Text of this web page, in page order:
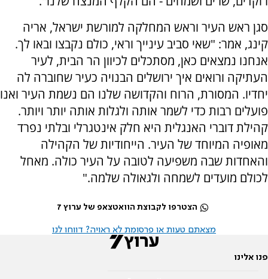
סגן ראש העיר וראש המחלקה למורשת ישראל, אריה
קינג, אמר: "שאי סביב עינייך וראי, כולם נקבצו ובאו לך.
אנחנו נמצאים כאן, מסתכלים לכיוון הר הבית, לעיר
העתיקה ורואים איך ירושלים הבנויה כעיר שחוברה לה
יחדיו. המסורת, הרוח והקדושה שלנו הם נשמת העיר ואנו
פועלים רבות כדי לשמר אותה ולגלות אותה יותר ויותר.
קהילת דוברי האנגלית היא חלק אינטגרלי ובלתי נפרד
מאופיה המיוחד של העיר. הייחודיות של הקהילה
והאחדות שבה משפיעה לטובה על העיר כולה. מאחל
לכולם מועדים לשמחה ולגאולה שלמה."
הצטרפו לקבוצת הוואטצאפ של ערוץ 7
מצאתם טעות או פרסומת לא ראויה? דווחו לנו
פנו אלינו